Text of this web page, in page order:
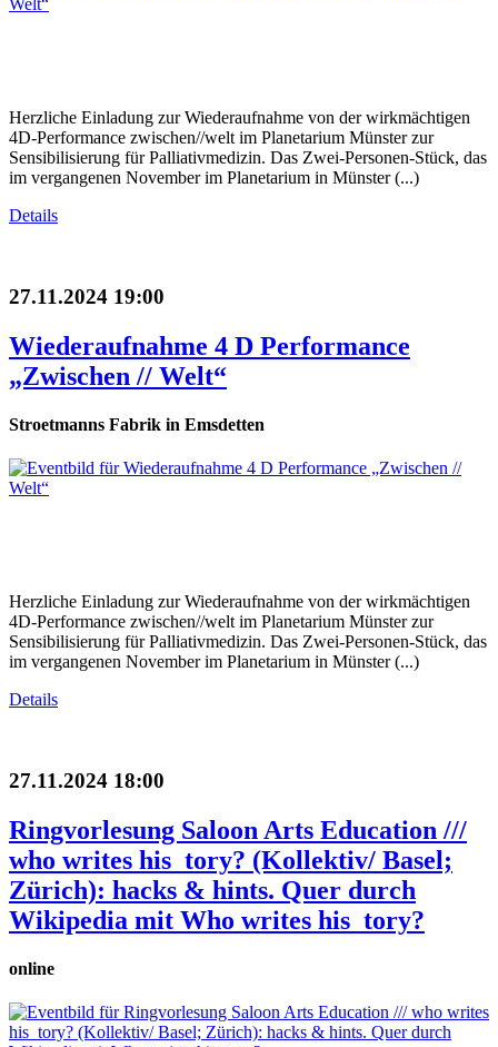
Herzliche Einladung zur Wiederaufnahme von der wirkmächtigen
4D-Performance zwischen//welt im Planetarium Münster zur
Sensibilisierung für Palliativmedizin. Das Zwei-Personen-Stück, das
im vergangenen November im Planetarium in Münster (...)
Details
27.11.2024 19:00
Wiederaufnahme 4 D Performance
„Zwischen // Welt“
Stroetmanns Fabrik in Emsdetten
Herzliche Einladung zur Wiederaufnahme von der wirkmächtigen
4D-Performance zwischen//welt im Planetarium Münster zur
Sensibilisierung für Palliativmedizin. Das Zwei-Personen-Stück, das
im vergangenen November im Planetarium in Münster (...)
Details
27.11.2024 18:00
Ringvorlesung Saloon Arts Education ///
who writes his_tory? (Kollektiv/ Basel;
Zürich): hacks & hints. Quer durch
Wikipedia mit Who writes his_tory?
online